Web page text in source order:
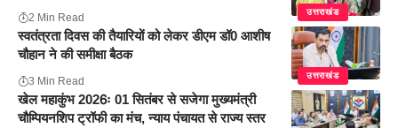
उत्तराखंड
2 Min Read
उत्तराखंड
स्वतंत्रता दिवस की तैयारियों को लेकर डीएम डॉ0 आशीष
चौहान ने की समीक्षा बैठक
3 Min Read
खेल महाकुंभ 2026ः 01 सितंबर से सजेगा मुख्यमंत्री
चौम्पियनशिप ट्रॉफी का मंच, न्याय पंचायत से राज्य स्तर